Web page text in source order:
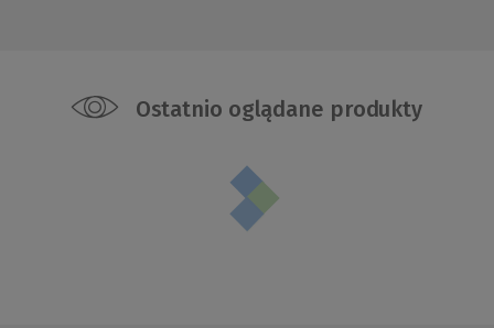
Ostatnio oglądane produkty